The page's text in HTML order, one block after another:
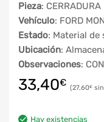
Pieza:
Vehículo: FORD
Estado: Material de
Ubicación:
Observaciones:
33,40€ 27,60€
Hay existencias